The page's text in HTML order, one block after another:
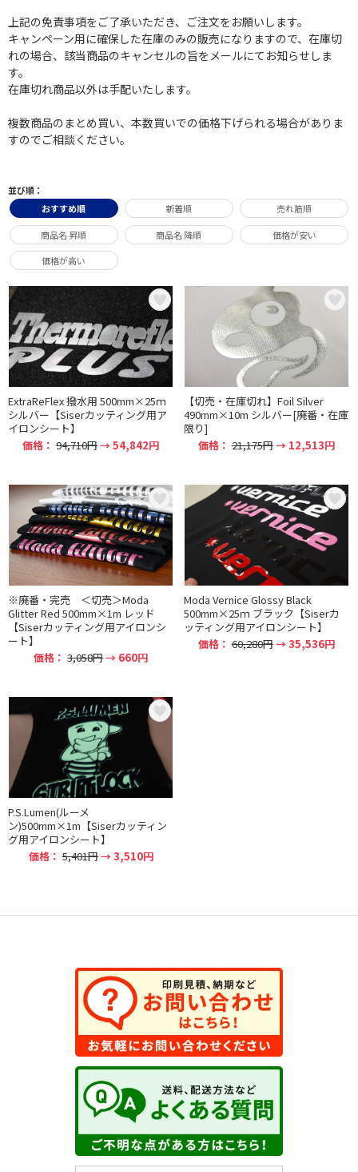
上記の免責事項をご了承いただき、ご注文をお願いします。
キャンペーン用に確保した在庫のみの販売になりますので、在庫切
れの場合、該当商品のキャンセルの旨をメールにてお知らせしま
す。
在庫切れ商品以外は手配いたします。
複数商品のまとめ買い、本数買いでの価格下げられる場合がありま
すのでご相談ください。
並び順：
おすすめ順
新着順 売れ筋順
商品名 昇順 商品名 降順 価格が安い
価格が高い
ExtraReFlex 撥水用 500mm×25ｍ
シルバー【Siserカッティング用ア
イロンシート】
価格：94,710円→ 54,842円
【切売・在庫切れ】Foil Silver
490mm×10m シルバー[廃番・在庫
限り]
価格：21,175円→ 12,513円
※廃番・完売 ＜切売＞Moda
Glitter Red 500mm×1m レッド
【Siserカッティング用アイロンシ
ート】
価格：3,058円→ 660円
Moda Vernice Glossy Black
500mm×25ｍ ブラック【Siserカ
ッティング用アイロンシート】
価格：60,280円→ 35,536円
P.S.Lumen(ルーメ
ン)500mm×1m【Siserカッティン
グ用アイロンシート】
価格：5,401円→ 3,510円